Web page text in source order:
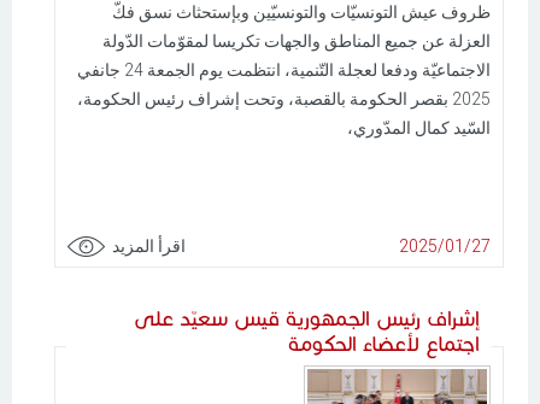
ظروف عيش التونسيّات والتونسيّين وبإستحثاث نسق فكّ
العزلة عن جميع المناطق والجهات تكريسا لمقوّمات الدّولة
الاجتماعيّة ودفعا لعجلة التّنمية، انتظمت يوم الجمعة 24 جانفي
2025 بقصر الحكومة بالقصبة، وتحت إشراف رئيس الحكومة،
السّيد كمال المدّوري،
2025/01/27 اقرأ المزيد
إشراف رئيس الجمهورية قيس سعيّد على
اجتماع لأعضاء الحكومة